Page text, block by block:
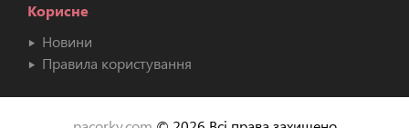
Корисне
Новини
Правила користування